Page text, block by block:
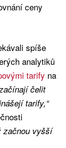
ceny
spíše
analytiků
tarify na
čelit
tarify,“
začnou vyšší